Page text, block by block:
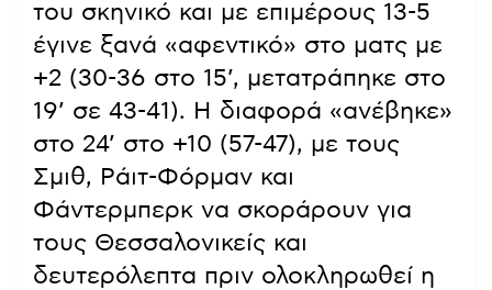
του σκηνικό και με επιμέρους 13-5
έγινε ξανά «αφεντικό» στο ματς με
+2 (30-36 στο 15’, μετατράπηκε στο
19’ σε 43-41). Η διαφορά «ανέβηκε»
στο 24’ στο +10 (57-47), με τους
Σμιθ, Ράιτ-Φόρμαν και
Φάντερμπερκ να σκοράρουν για
τους Θεσσαλονικείς και
δευτερόλεπτα πριν ολοκληρωθεί η